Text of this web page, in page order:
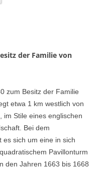
der Familie von
zum Besitz der Familie
etwa 1 km westlich von
im Stile eines englischen
Bei dem
es sich um eine in sich
Pavillonturm
den Jahren 1663 bis 1668